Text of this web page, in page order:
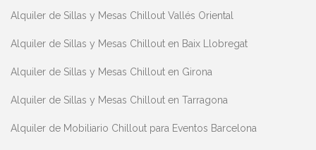
Alquiler de Sillas y Mesas Chillout Vallés Oriental
Alquiler de Sillas y Mesas Chillout en Baix Llobregat
Alquiler de Sillas y Mesas Chillout en Girona
Alquiler de Sillas y Mesas Chillout en Tarragona
Alquiler de Mobiliario Chillout para Eventos Barcelona